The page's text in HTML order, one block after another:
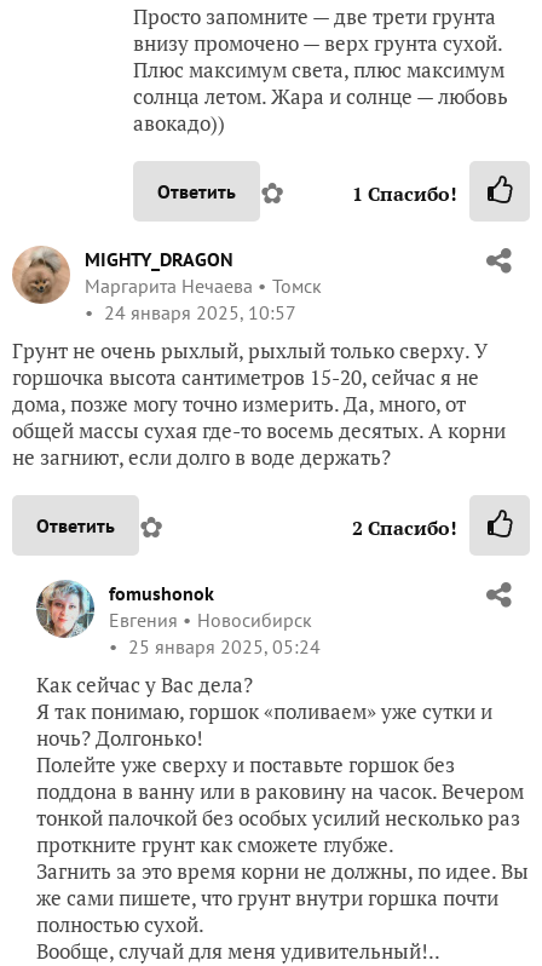
Просто запомните — две трети грунта
внизу промочено — верх грунта сухой.
Плюс максимум света, плюс максимум
солнца летом. Жара и солнце — любовь
авокадо))
Ответить ✿ 1 Спасибо!
MIGHTY_DRAGON
Маргарита Нечаева
Томск
24 января 2025, 10:57
Грунт не очень рыхлый, рыхлый только сверху. У
горшочка высота сантиметров 15-20, сейчас я не
дома, позже могу точно измерить. Да, много, от
общей массы сухая где-то восемь десятых. А корни
не загниют, если долго в воде держать?
Ответить ✿ 2 Спасибо!
fomushonok
Евгения
Новосибирск
25 января 2025, 05:24
Как сейчас у Вас дела?
Я так понимаю, горшок «поливаем» уже сутки и
ночь? Долгонько!
Полейте уже сверху и поставьте горшок без
поддона в ванну или в раковину на часок. Вечером
тонкой палочкой без особых усилий несколько раз
проткните грунт как сможете глубже.
Загнить за это время корни не должны, по идее. Вы
же сами пишете, что грунт внутри горшка почти
полностью сухой.
Вообще, случай для меня удивительный!..